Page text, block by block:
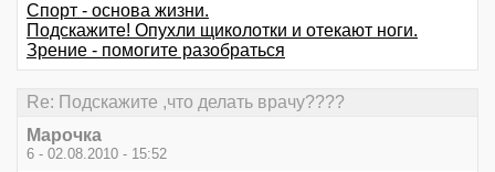
Спорт - основа жизни.
Подскажите! Опухли щиколотки и отекают ноги.
Зрение - помогите разобраться
Re: Подскажите ,что делать врачу????
Марочка
6 - 02.08.2010 - 15:52